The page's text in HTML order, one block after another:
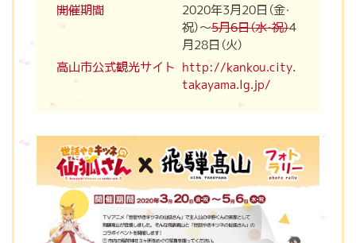
開催期間
2020年3月20日（金・
祝）～5月6日（水・祝）4
月28日（火）
高山市公式観光サイト http://kankou.city.
takayama.lg.jp/